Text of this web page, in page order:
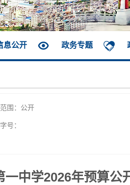
息公开 政务专题
围：公开
号：
一中学2026年预算公